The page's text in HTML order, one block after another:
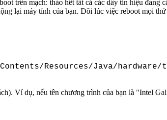
trên mạch: tháo hết tất cả các dây tín hiệu
lại máy tính của bạn. Đôi lúc việc reboot mọi thứ
Resources/Java/
Ví dụ, nếu tên chương trình của bạn là "Intel